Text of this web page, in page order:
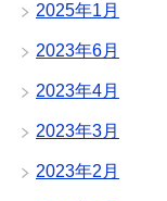
2025年1月
2023年6月
2023年4月
2023年3月
2023年2月